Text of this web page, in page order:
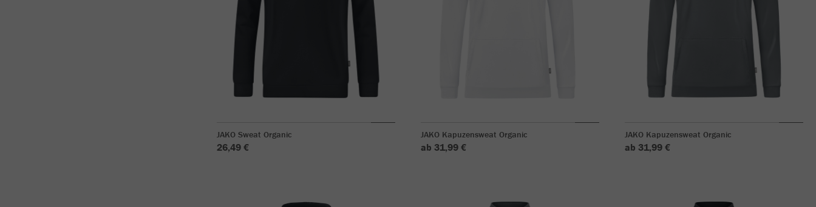
JAKO Sweat Organic
26,49 €
JAKO Kapuzensweat Organic
ab 31,99 €
JAKO Kapuzensweat Organic
ab 31,99 €